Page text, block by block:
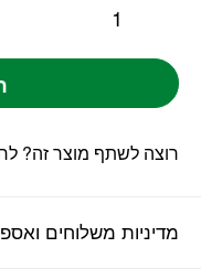
מדיניות משלוחים
רוצה לשתף מוצר זה?